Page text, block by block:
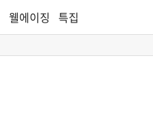
웰에이징 특집